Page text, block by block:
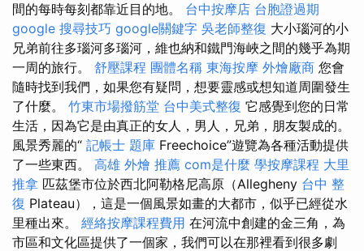
間的每時每刻都靠近目的地。 台中按摩店 台胞證過期
google 搜尋技巧 google關鍵字 吳老師整復 大小瑙河的小
兄弟前往多瑙河多瑙河，維也納和鐵門海峽之間的幾乎為期
一周的旅行。 舒壓課程 團體名稱 東海按摩 外燴廠商 您會
隨時找到我們，如果您有疑問，想要靈感或想知道周圍發生
了什麼。 竹東市場撥筋堂 台中美式整復 它感覺到您的日常
生活，因為它是由真正的女人，男人，兄弟，朋友製成的。
風景秀麗的“ 記帳士 題庫 Freechoice”遊覽為各種活動提供
了一些東西。 高雄 外燴 推薦 com是什麼 學按摩課程 大里
推拿 匹茲堡市位於西北阿勒格尼高原（Allegheny 台中 整
復 Plateau），這是一個風景如畫的大都市，似乎已經從水
里種出來。 經絡按摩課程費用 在河流中創建的金三角，為
市區和文化區提供了一個家，我們可以在那裡看到很多劇